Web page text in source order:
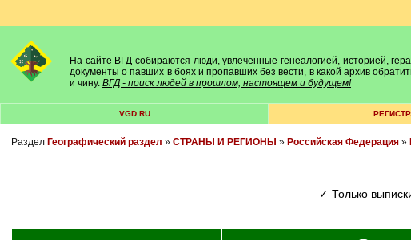
На сайте ВГД собираются люди, увлеченные генеалогией, историей,
документы о павших в боях и пропавших без вести, в какой архив
и чину. ВГД - поиск людей в прошлом, настоящем и будущем!
VGD.RU
Раздел Географический раздел » СТРАНЫ И РЕГИОНЫ » Российская Федерация»
✓ Только